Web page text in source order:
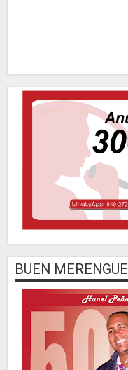
BUEN MERENGUE